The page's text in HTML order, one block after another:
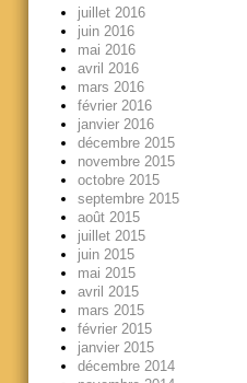
juillet 2016
juin 2016
mai 2016
avril 2016
mars 2016
février 2016
janvier 2016
décembre 2015
novembre 2015
octobre 2015
septembre 2015
août 2015
juillet 2015
juin 2015
mai 2015
avril 2015
mars 2015
février 2015
janvier 2015
décembre 2014